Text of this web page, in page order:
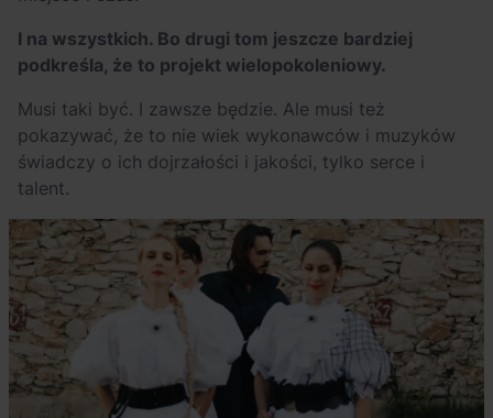
I na wszystkich. Bo drugi tom jeszcze bardziej
podkreśla, że to projekt wielopokoleniowy.
Musi taki być. I zawsze będzie. Ale musi też
pokazywać, że to nie wiek wykonawców i muzyków
świadczy o ich dojrzałości i jakości, tylko serce i
talent.